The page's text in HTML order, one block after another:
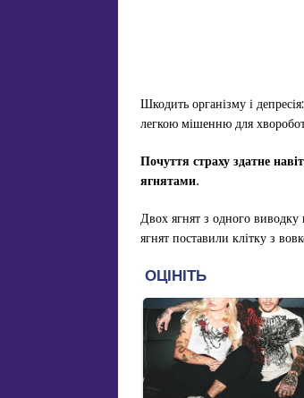
Шкодить організму і
легкою мішенню для
Почуття страху здатне
ягнятами.
Двох ягнят з одного
ягнят поставили клітку з